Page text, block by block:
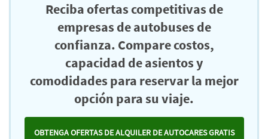
Reciba ofertas competitivas de
empresas de autobuses de
confianza. Compare costos,
capacidad de asientos y
comodidades para reservar la mejor
opción para su viaje.
OBTENGA OFERTAS DE ALQUILER DE AUTOCARES GRATIS